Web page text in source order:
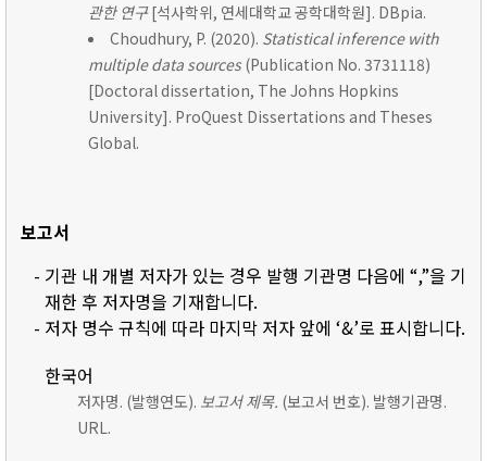
관한 연구[석사학위, 연세대학교 공학대학원]. DBpia.
Choudhury, P. (2020). Statistical inference with
multiple data sources(Publication No. 3731118)
[Doctoral dissertation, The Johns Hopkins
University]. ProQuest Dissertations and Theses
Global.
보고서
- 기관 내 개별 저자가 있는 경우 발행 기관명 다음에 “,”을 기
재한 후 저자명을 기재합니다.
- 저자 명수 규칙에 따라 마지막 저자 앞에 ‘&’로 표시합니다.
한국어
저자명. (발행연도). 보고서 제목. (보고서 번호). 발행기관명.
URL.